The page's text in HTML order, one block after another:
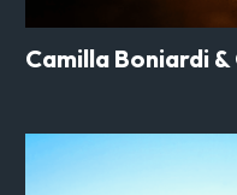
Camilla Boniardi